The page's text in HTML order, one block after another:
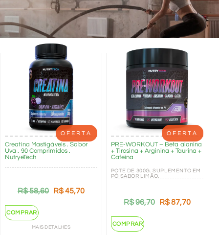
OFERTA
Creatina Mastigáveis . Sabor
Uva . 90 Comprimidos .
NutryeTech
R$58,60 R$45,70
COMPRAR
MAIS DETALHES
OFERTA
PRE-WORKOUT – Beta alanina
+ Tirosina + Arginina + Taurina +
Cafeína
POTE DE 300G. SUPLEMENTO EM
PÓ SABOR LIMÃO.
R$96,70 R$87,70
COMPRAR